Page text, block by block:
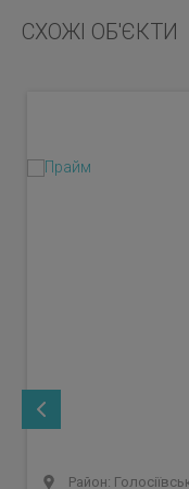
СХОЖІ ОБ'ЄКТИ
Район: